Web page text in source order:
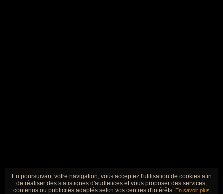
En poursuivant votre navigation, vous acceptez l'utilisation de cookies afin
de réaliser des statistiques d'audiences et vous proposer des services,
contenus ou publicités adaptés selon vos centres d'intérêts. En savoir plus